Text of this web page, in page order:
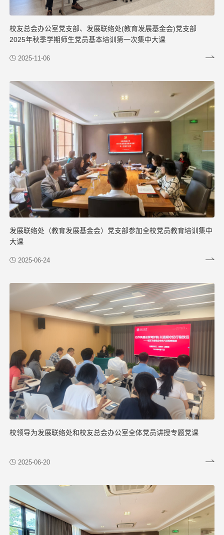
校友总会办公室党支部、发展联络处(教育发展基金会)党支部
2025年秋季学期师生党员基本培训第一次集中大课
2025-11-06
发展联络处（教育发展基金会）党支部参加全校党员教育培训集中
大课
2025-06-24
校领导为发展联络处和校友总会办公室全体党员讲授专题党课
2025-06-20